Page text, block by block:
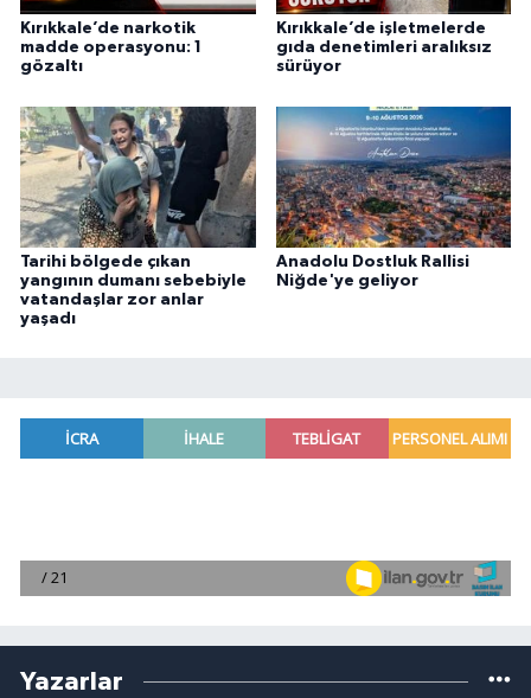
Kırıkkale’de narkotik
madde operasyonu: 1
gözaltı
Kırıkkale’de işletmelerde
gıda denetimleri aralıksız
sürüyor
Tarihi bölgede çıkan
yangının dumanı sebebiyle
vatandaşlar zor anlar
yaşadı
Anadolu Dostluk Rallisi
Niğde'ye geliyor
Yazarlar